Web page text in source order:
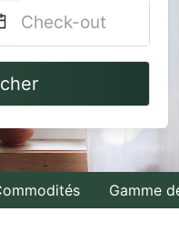
Navigate
backward
to
interact
with
the
Gamme